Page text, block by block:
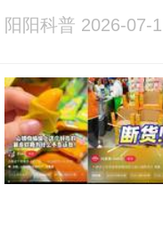
阳阳科普 2026-07-